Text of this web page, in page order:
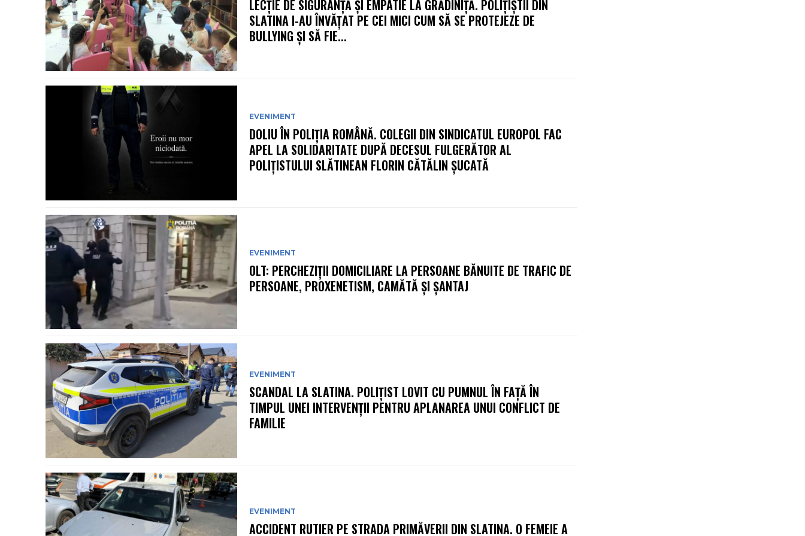
LECȚIE DE SIGURANȚĂ ȘI EMPATIE LA GRĂDINIȚĂ. POLIȚIȘTII DIN
SLATINA I-AU ÎNVĂȚAT PE CEI MICI CUM SĂ SE PROTEJEZE DE
BULLYING ȘI SĂ FIE...
EVENIMENT
DOLIU ÎN POLIȚIA ROMÂNĂ. COLEGII DIN SINDICATUL EUROPOL FAC
APEL LA SOLIDARITATE DUPĂ DECESUL FULGERĂTOR AL
POLIȚISTULUI SLĂTINEAN FLORIN CĂTĂLIN ȘUCATĂ
EVENIMENT
OLT: PERCHEZIŢII DOMICILIARE LA PERSOANE BĂNUITE DE TRAFIC DE
PERSOANE, PROXENETISM, CAMĂTĂ ŞI ŞANTAJ
EVENIMENT
SCANDAL LA SLATINA. POLIȚIST LOVIT CU PUMNUL ÎN FAȚĂ ÎN
TIMPUL UNEI INTERVENȚII PENTRU APLANAREA UNUI CONFLICT DE
FAMILIE
EVENIMENT
ACCIDENT RUTIER PE STRADA PRIMĂVERII DIN SLATINA. O FEMEIE A